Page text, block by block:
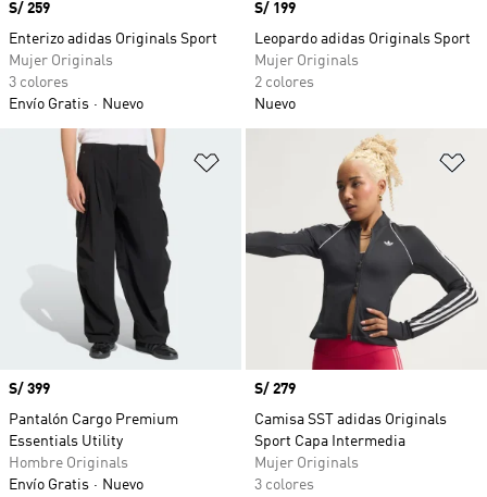
Precio
S/ 259
Enterizo adidas Originals Sport
Mujer Originals
3 colores
Envío Gratis
Nuevo
Precio
S/ 199
Leopardo adidas Originals Sport
Mujer Originals
2 colores
Nuevo
Añadir a la lista de deseos
Precio
S/ 399
Pantalón Cargo Premium
Essentials Utility
Hombre Originals
Envío Gratis
Nuevo
Precio
S/ 279
Camisa SST adidas Originals
Sport Capa Intermedia
Mujer Originals
3 colores